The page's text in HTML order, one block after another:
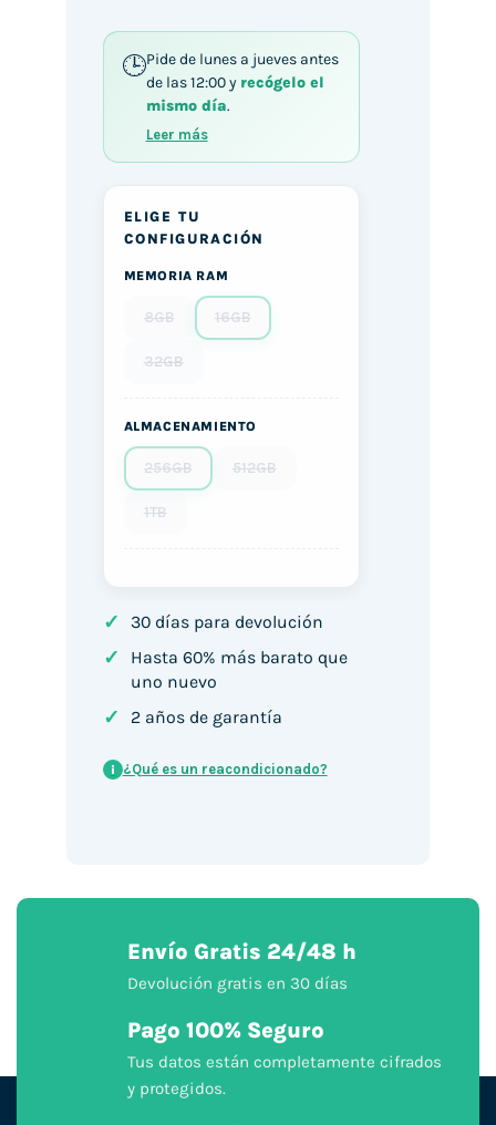
Pide de lunes a jueves antes
de las 12:00 y recógelo el
mismo día.
Leer más
ELIGE TU
CONFIGURACIÓN
MEMORIA RAM
8GB 16GB
32GB
ALMACENAMIENTO
256GB 512GB
1TB
✓ 30 días para devolución
✓
Hasta 60% más barato que
uno nuevo
✓ 2 años de garantía
i ¿Qué es un reacondicionado?
Envío Gratis 24/48 h
Devolución gratis en 30 días
Pago 100% Seguro
Tus datos están completamente cifrados
y protegidos.